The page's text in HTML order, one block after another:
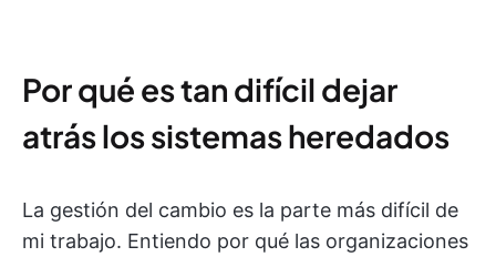
Por qué es tan difícil dejar
atrás los sistemas heredados
La gestión del cambio es la parte más difícil de
mi trabajo. Entiendo por qué las organizaciones